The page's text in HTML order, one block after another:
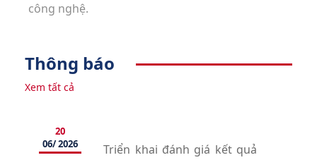
công nghệ.
Thông báo
Xem tất cả
20
06/ 2026
Triển khai đánh giá kết quả